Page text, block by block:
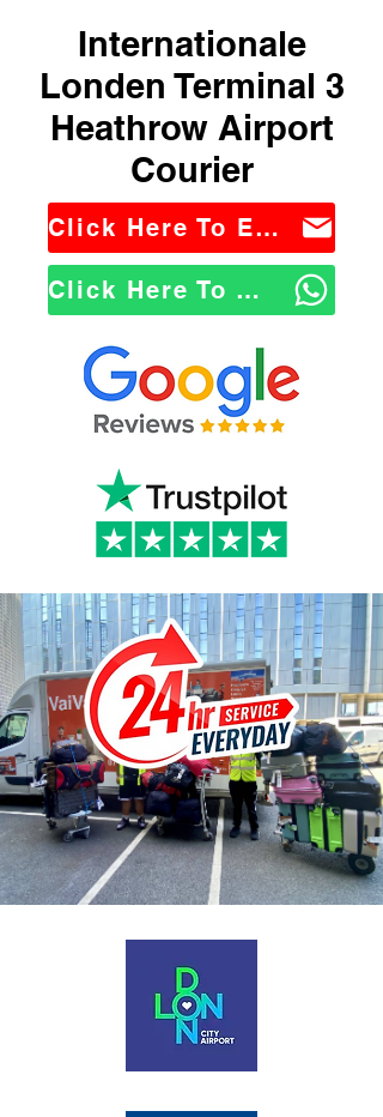
Internationale
Londen Terminal 3
Heathrow Airport
Courier
Click Here To Email Us
Click Here To WhatsApp Us